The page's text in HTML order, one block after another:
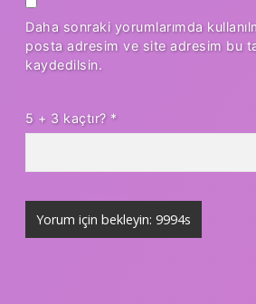
Daha sonraki yorumlarımda
posta adresim ve site adresim bu
kaydedilsin.
5 + 3 kaçtır? *